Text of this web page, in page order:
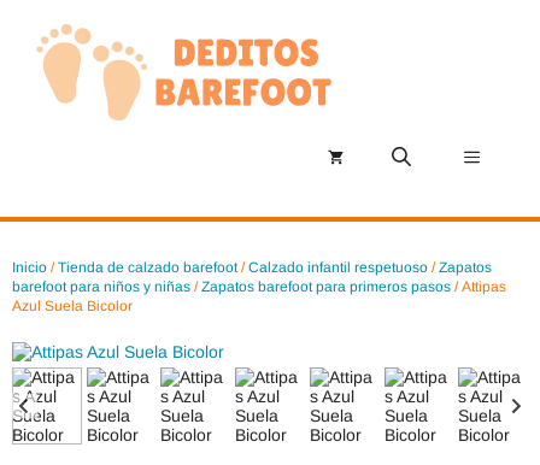
contenido
Menú
Inicio /Tienda de calzado barefoot/Calzado infantil respetuoso /Zapatos
barefoot para niños y niñas /Zapatos barefoot para primeros pasos / Attipas
Azul Suela Bicolor